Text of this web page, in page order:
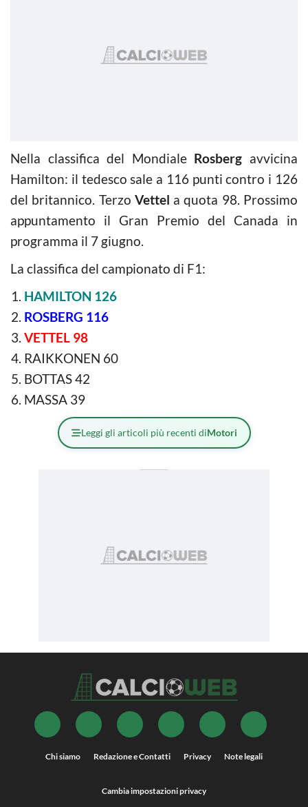
Nella classifica del Mondiale Rosberg avvicina
Hamilton: il tedesco sale a 116 punti contro i 126
del britannico. Terzo Vettel a quota 98. Prossimo
appuntamento il Gran Premio del Canada in
programma il 7 giugno.
La classifica del campionato di F1:
HAMILTON 126
ROSBERG 116
VETTEL 98
RAIKKONEN 60
BOTTAS 42
MASSA 39
Leggi gli articoli più recenti diMotori
Chi siamo Redazione e Contatti Privacy Note legali
Cambia impostazioni privacy